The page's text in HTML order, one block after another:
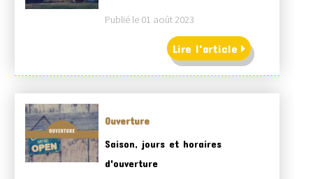
Publié le 01 août 2023
Lire l'article
Ouverture
Saison, jours et horaires
d'ouverture